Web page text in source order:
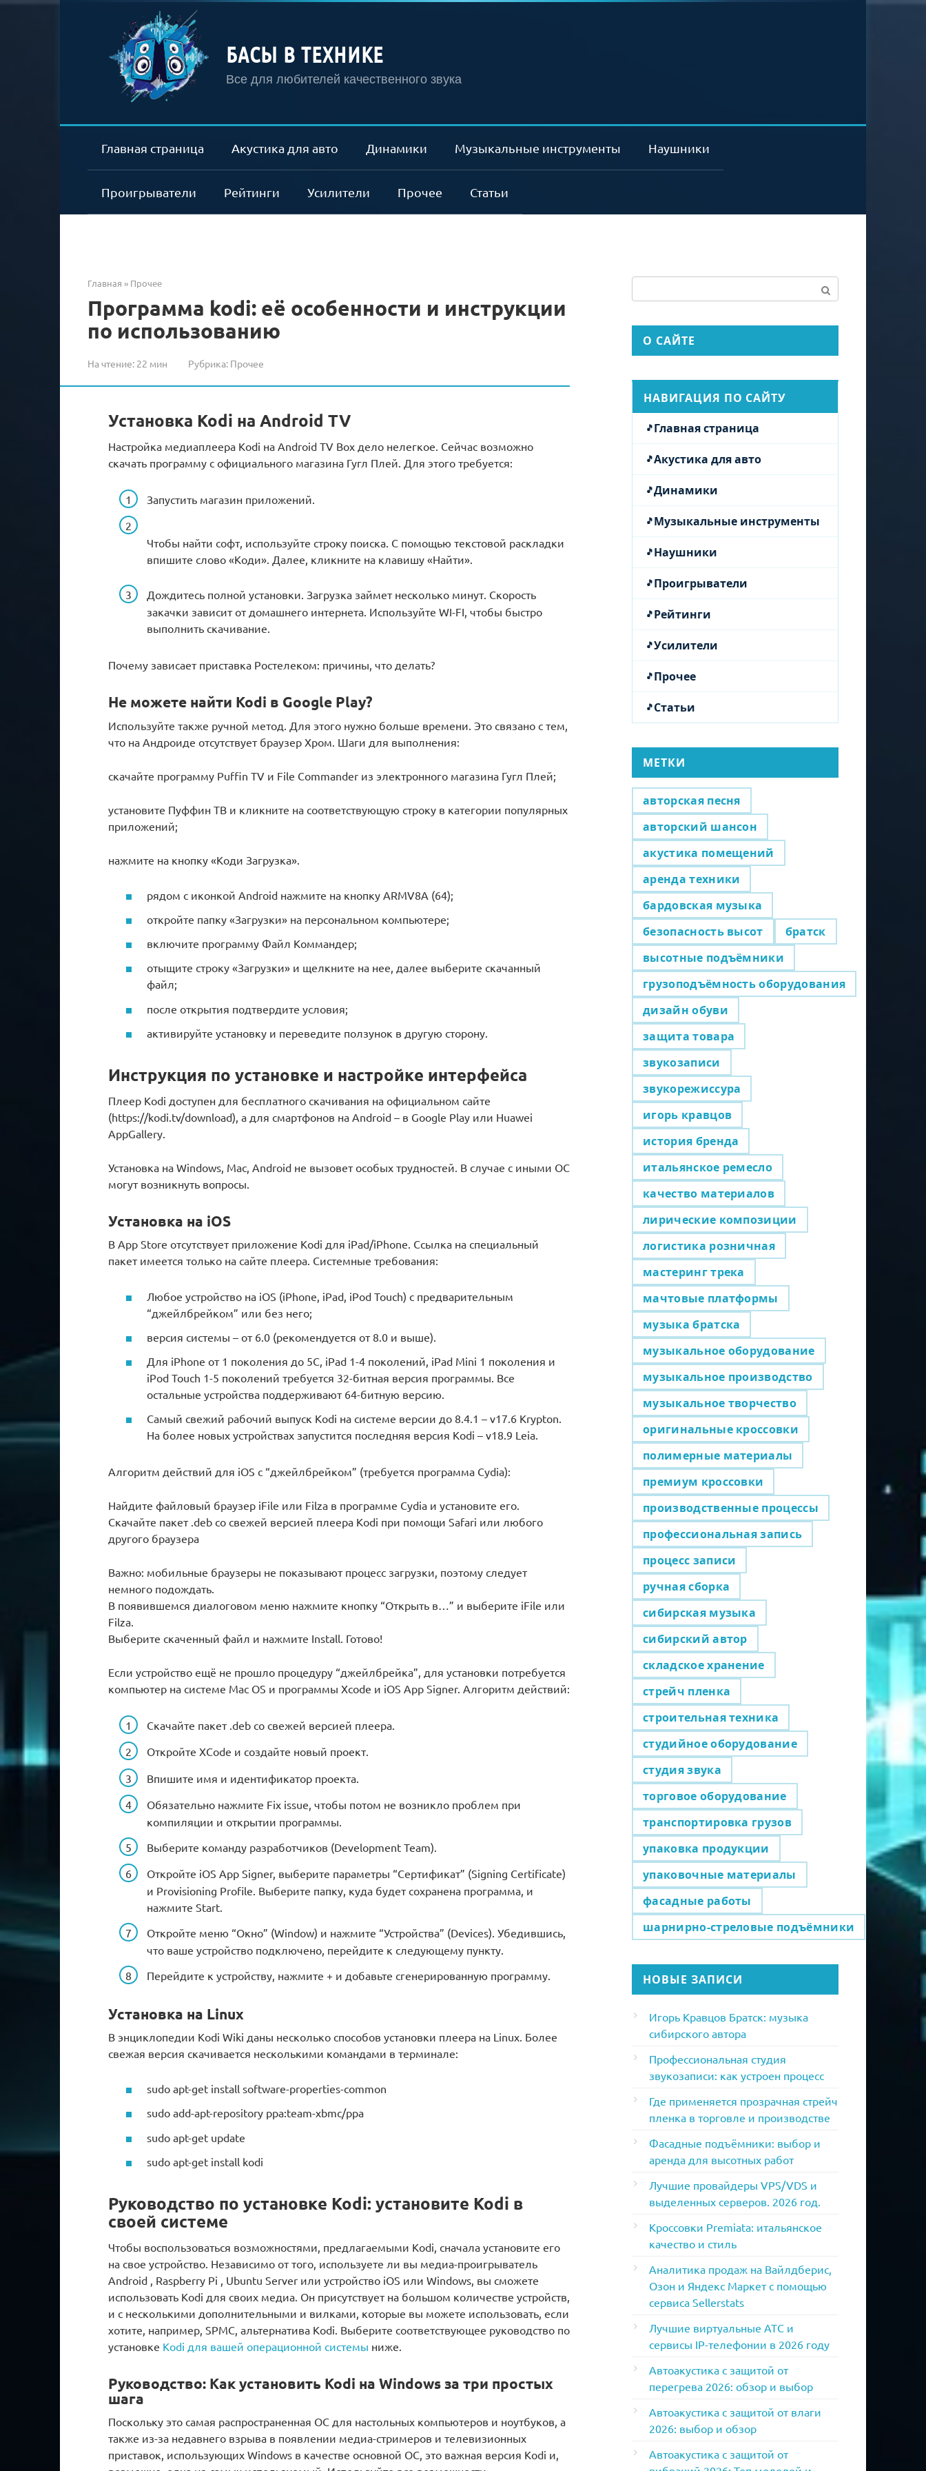
БАСЫ В ТЕХНИКЕ
Все для любителей качественного звука
Главная страница Акустика для авто Динамики Музыкальные инструменты Наушники
Проигрыватели Рейтинги Усилители Прочее Статьи
Главная » Прочее
Программа kodi: её особенности и инструкции
по использованию
На чтение: 22 мин Рубрика: Прочее
Установка Kodi на Android TV
Настройка медиаплеера Kodi на Android TV Box дело нелегкое. Сейчас возможно
скачать программу с официального магазина Гугл Плей. Для этого требуется:
Запустить магазин приложений.
Чтобы найти софт, используйте строку поиска. С помощью текстовой раскладки
впишите слово «Коди». Далее, кликните на клавишу «Найти».
Дождитесь полной установки. Загрузка займет несколько минут. Скорость
закачки зависит от домашнего интернета. Используйте WI-FI, чтобы быстро
выполнить скачивание.
Почему зависает приставка Ростелеком: причины, что делать?
Не можете найти Kodi в Google Play?
Используйте также ручной метод. Для этого нужно больше времени. Это связано с тем,
что на Андроиде отсутствует браузер Хром. Шаги для выполнения:
скачайте программу Puffin TV и File Commander из электронного магазина Гугл Плей;
установите Пуффин ТВ и кликните на соответствующую строку в категории популярных
приложений;
нажмите на кнопку «Коди Загрузка».
рядом с иконкой Android нажмите на кнопку ARMV8A (64);
откройте папку «Загрузки» на персональном компьютере;
включите программу Файл Коммандер;
отыщите строку «Загрузки» и щелкните на нее, далее выберите скачанный
файл;
после открытия подтвердите условия;
активируйте установку и переведите ползунок в другую сторону.
Инструкция по установке и настройке интерфейса
Плеер Kodi доступен для бесплатного скачивания на официальном сайте
(https://kodi.tv/download), а для смартфонов на Android – в Google Play или Huawei
AppGallery.
Установка на Windows, Mac, Android не вызовет особых трудностей. В случае с иными ОС
могут возникнуть вопросы.
Установка на iOS
В App Store отсутствует приложение Kodi для iPad/iPhone. Ссылка на специальный
пакет имеется только на сайте плеера. Системные требования:
Любое устройство на iOS (iPhone, iPad, iPod Touch) с предварительным
“джейлбрейком” или без него;
версия системы – от 6.0 (рекомендуется от 8.0 и выше).
Для iPhone от 1 поколения до 5C, iPad 1-4 поколений, iPad Mini 1 поколения и
iPod Touch 1-5 поколений требуется 32-битная версия программы. Все
остальные устройства поддерживают 64-битную версию.
Самый свежий рабочий выпуск Kodi на системе версии до 8.4.1 – v17.6 Krypton.
На более новых устройствах запустится последняя версия Kodi – v18.9 Leia.
Алгоритм действий для iOS с “джейлбрейком” (требуется программа Cydia):
Найдите файловый браузер iFile или Filza в программе Cydia и установите его.
Скачайте пакет .deb со свежей версией плеера Kodi при помощи Safari или любого
другого браузера
Важно: мобильные браузеры не показывают процесс загрузки, поэтому следует
немного подождать.
В появившемся диалоговом меню нажмите кнопку “Открыть в…” и выберите iFile или
Filza.
Выберите скаченный файл и нажмите Install. Готово!
Если устройство ещё не прошло процедуру “джейлбрейка”, для установки потребуется
компьютер на системе Mac OS и программы Xcode и iOS App Signer. Алгоритм действий:
Скачайте пакет .deb со свежей версией плеера.
Откройте XCode и создайте новый проект.
Впишите имя и идентификатор проекта.
Обязательно нажмите Fix issue, чтобы потом не возникло проблем при
компиляции и открытии программы.
Выберите команду разработчиков (Development Team).
Откройте iOS App Signer, выберите параметры “Сертификат” (Signing Certificate)
и Provisioning Profile. Выберите папку, куда будет сохранена программа, и
нажмите Start.
Откройте меню “Окно” (Window) и нажмите “Устройства” (Devices). Убедившись,
что ваше устройство подключено, перейдите к следующему пункту.
Перейдите к устройству, нажмите + и добавьте сгенерированную программу.
Установка на Linux
В энциклопедии Kodi Wiki даны несколько способов установки плеера на Linux. Более
свежая версия скачивается несколькими командами в терминале:
sudo apt-get install software-properties-common
sudo add-apt-repository ppa:team-xbmc/ppa
sudo apt-get update
sudo apt-get install kodi
Руководство по установке Kodi: установите Kodi в
своей системе
Чтобы воспользоваться возможностями, предлагаемыми Kodi, сначала установите его
на свое устройство. Независимо от того, используете ли вы медиа-проигрыватель
Android , Raspberry Pi , Ubuntu Server или устройство iOS или Windows, вы сможете
использовать Kodi для своих медиа. Он присутствует на большом количестве устройств,
и с несколькими дополнительными и вилками, которые вы можете использовать, если
хотите, например, SPMC, альтернатива Kodi. Выберите соответствующее руководство по
установке Kodi для вашей операционной системы ниже.
Руководство: Как установить Kodi на Windows за три простых
шага
Поскольку это самая распространенная ОС для настольных компьютеров и ноутбуков, а
также из-за недавнего взрыва в появлении медиа-стримеров и телевизионных
приставок, использующих Windows в качестве основной ОС, это важная версия Kodi и,
О САЙТЕ
НАВИГАЦИЯ ПО САЙТУ
Главная страница
Акустика для авто
Динамики
Музыкальные инструменты
Наушники
Проигрыватели
Рейтинги
Усилители
Прочее
Статьи
МЕТКИ
авторская песня
авторский шансон
акустика помещений
аренда техники
бардовская музыка
безопасность высот
братск
высотные подъёмники
грузоподъёмность оборудования
дизайн обуви
защита товара
звукозаписи
звукорежиссура
игорь кравцов
история бренда
итальянское ремесло
качество материалов
лирические композиции
логистика розничная
мастеринг трека
мачтовые платформы
музыка братска
музыкальное оборудование
музыкальное производство
музыкальное творчество
оригинальные кроссовки
полимерные материалы
премиум кроссовки
производственные процессы
профессиональная запись
процесс записи
ручная сборка
сибирская музыка
сибирский автор
складское хранение
стрейч пленка
строительная техника
студийное оборудование
студия звука
торговое оборудование
транспортировка грузов
упаковка продукции
упаковочные материалы
фасадные работы
шарнирно-стреловые подъёмники
НОВЫЕ ЗАПИСИ
Игорь Кравцов Братск: музыка
сибирского автора
Профессиональная студия
звукозаписи: как устроен процесс
Где применяется прозрачная стрейч
пленка в торговле и производстве
Фасадные подъёмники: выбор и
аренда для высотных работ
Лучшие провайдеры VPS/VDS и
выделенных серверов. 2026 год.
Кроссовки Premiata: итальянское
качество и стиль
Аналитика продаж на Вайлдберис,
Озон и Яндекс Маркет с помощью
сервиса Sellerstats
Лучшие виртуальные АТС и
сервисы IP-телефонии в 2026 году
Автоакустика с защитой от
перегрева 2026: обзор и выбор
Автоакустика с защитой от влаги
2026: выбор и обзор
Автоакустика с защитой от